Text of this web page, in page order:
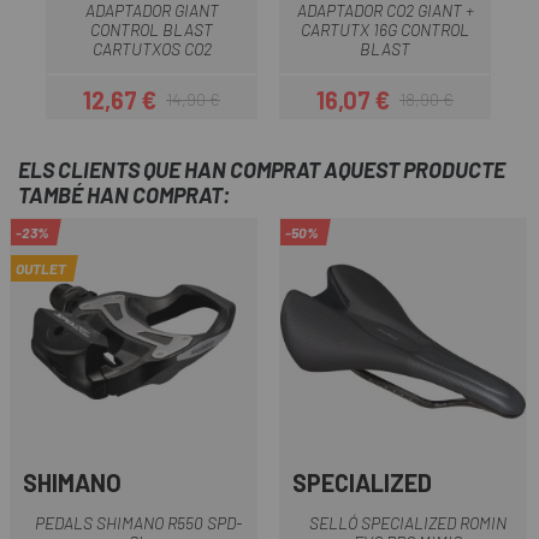
ADAPTADOR GIANT
CONTROL BLAST
CARTUTXOS CO2
Preu
12,67 €Preu regular
14,90 €
ADAPTADOR CO2 GIANT +
CARTUTX 16G CONTROL
BLAST
Preu
16,07 €Preu regular
18,90 €
ELS CLIENTS QUE HAN COMPRAT AQUEST PRODUCTE
TAMBÉ HAN COMPRAT:
-23%
OUTLET
SHIMANO
PEDALS SHIMANO R550 SPD-
-50%
SPECIALIZED
SELLÓ SPECIALIZED ROMIN